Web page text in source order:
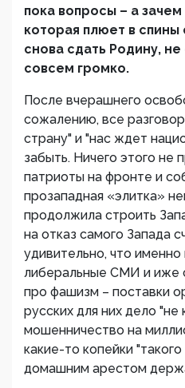
пока вопросы – а
которая плюет в
снова сдать Родину, не
совсем громко.
После вчерашнего
сожалению, все
страну" и "нас ждет
забыть. Ничего этого не
патриоты на фронте и
прозападная «элитка»
продолжила строить
на отказ самого Запада
удивительно, что именно
либеральные СМИ и иже
про фашизм – поставки
русских для них дело "не
мошенничество на
какие-то копейки
домашним арестом